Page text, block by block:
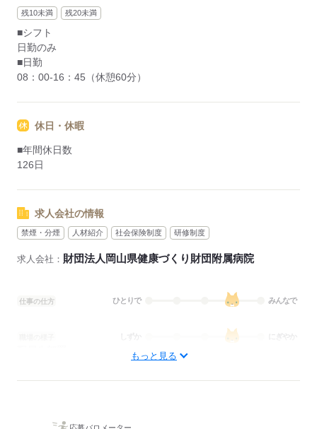
残10未満 残20未満
■シフト
日勤のみ
■日勤
08：00-16：45（休憩60分）
休日・休暇
■年間休日数
126日
求人会社の情報
禁煙・分煙 人材紹介 社会保険制度 研修制度
求人会社： 財団法人岡山県健康づくり財団附属病院
仕事の仕方 ひとりで みんなで
にぎやか
もっと見る